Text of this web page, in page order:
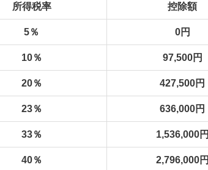
所得税率 控除額
5％ 0円
10％ 97,500円
20％ 427,500円
23％ 636,000円
33％ 1,536,000円
40％ 2,796,000円